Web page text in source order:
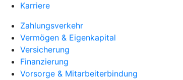
Karriere
Zahlungsverkehr
Vermögen & Eigenkapital
Versicherung
Finanzierung
Vorsorge & Mitarbeiterbindung